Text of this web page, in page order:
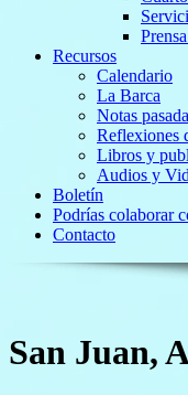
Recursos
Calendario
La Barca
Notas
Reflexiones
Libros y
Audios y
Boletín
Podrías colaborar
Contacto
San Juan,